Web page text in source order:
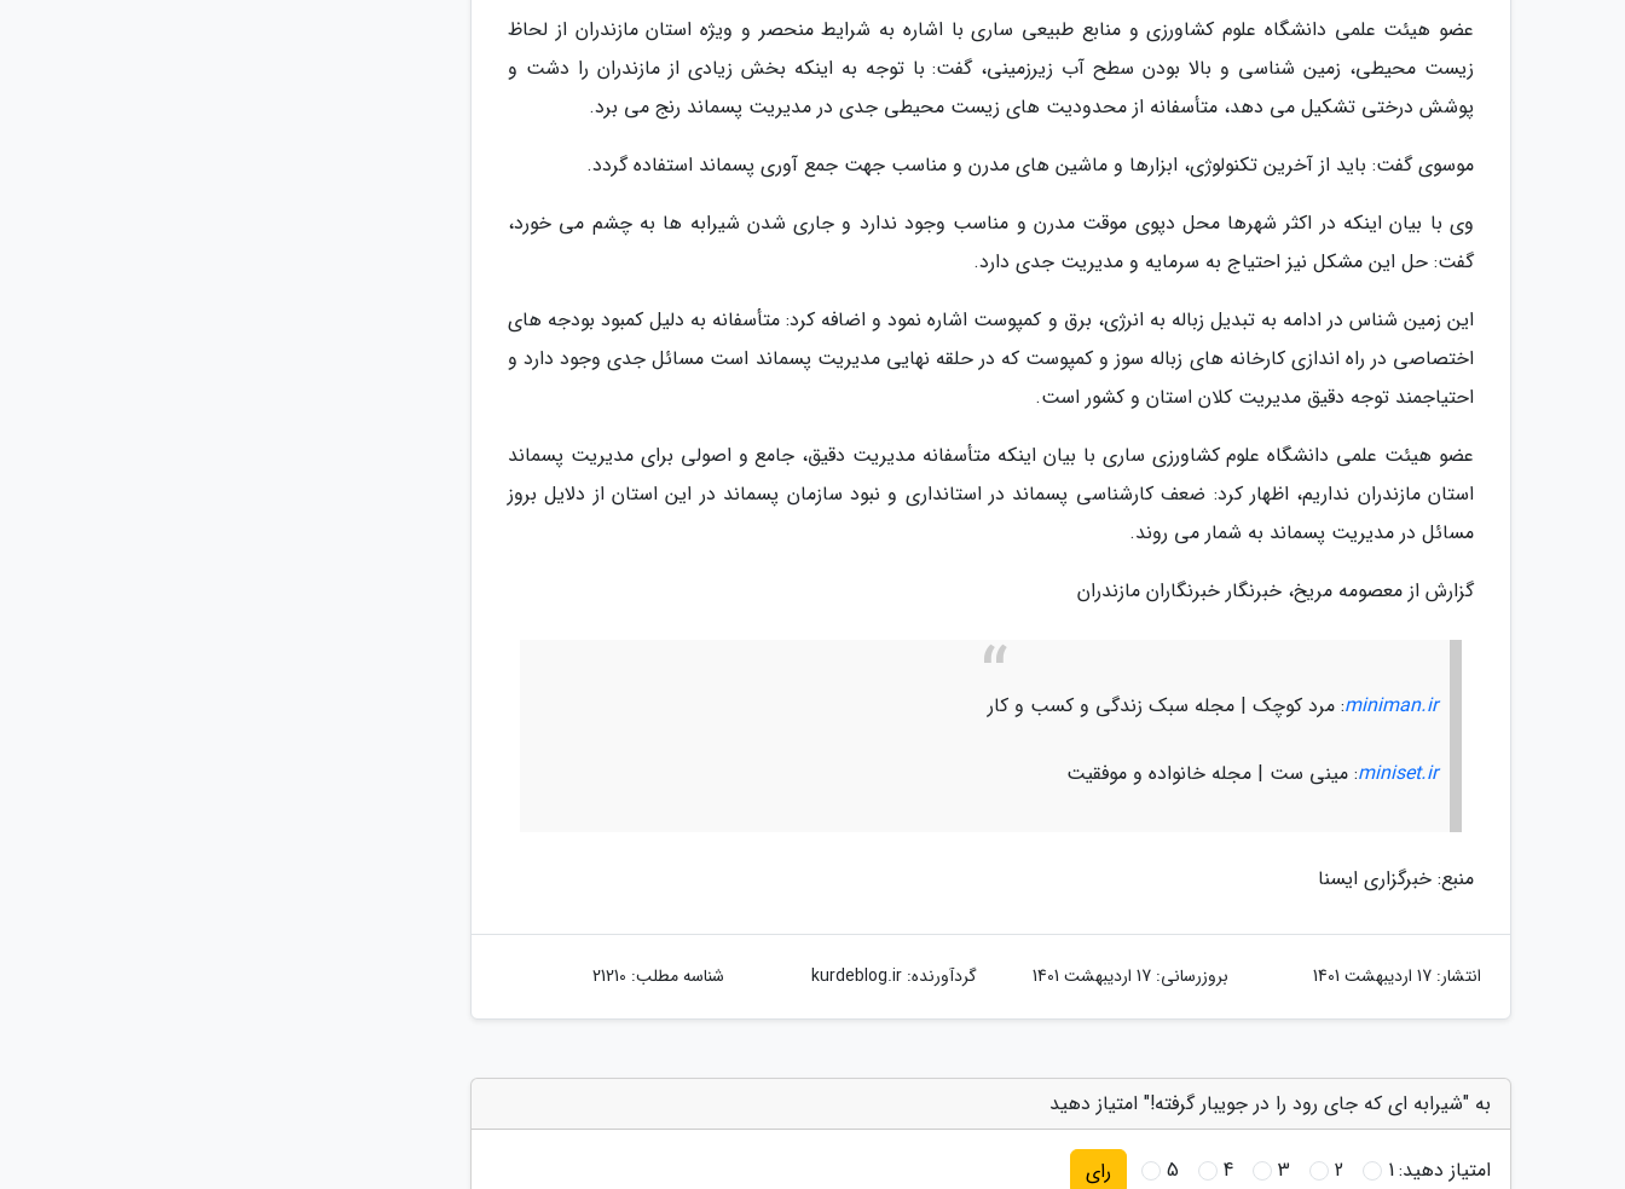
عضو هیئت علمی دانشگاه علوم کشاورزی و منابع طبیعی ساری با اشاره به شرایط منحصر و ویژه استان مازندران از لحاظ
زیست محیطی، زمین شناسی و بالا بودن سطح آب زیرزمینی، گفت: با توجه به اینکه بخش زیادی از مازندران را دشت و
پوشش درختی تشکیل می دهد، متأسفانه از محدودیت های زیست محیطی جدی در مدیریت پسماند رنج می برد.
موسوی گفت: باید از آخرین تکنولوژی، ابزارها و ماشین های مدرن و مناسب جهت جمع آوری پسماند استفاده گردد.
وی با بیان اینکه در اکثر شهرها محل دپوی موقت مدرن و مناسب وجود ندارد و جاری شدن شیرابه ها به چشم می خورد،
گفت: حل این مشکل نیز احتیاج به سرمایه و مدیریت جدی دارد.
این زمین شناس در ادامه به تبدیل زباله به انرژی، برق و کمپوست اشاره نمود و اضافه کرد: متأسفانه به دلیل کمبود بودجه های
اختصاصی در راه اندازی کارخانه های زباله سوز و کمپوست که در حلقه نهایی مدیریت پسماند است مسائل جدی وجود دارد و
احتیاجمند توجه دقیق مدیریت کلان استان و کشور است.
عضو هیئت علمی دانشگاه علوم کشاورزی ساری با بیان اینکه متأسفانه مدیریت دقیق، جامع و اصولی برای مدیریت پسماند
استان مازندران نداریم، اظهار کرد: ضعف کارشناسی پسماند در استانداری و نبود سازمان پسماند در این استان از دلایل بروز
مسائل در مدیریت پسماند به شمار می روند.
گزارش از معصومه مریخ، خبرنگار خبرنگاران مازندران
miniman.ir: مرد کوچک | مجله سبک زندگی و کسب و کار
miniset.ir: مینی ست | مجله خانواده و موفقیت
منبع: خبرگزاری ایسنا
انتشار: 17 اردیبهشت 1401 بروزرسانی: 17 اردیبهشت 1401 گردآورنده:kurdeblog.ir شناسه مطلب: 21210
به "شیرابه ای که جای رود را در جویبار گرفته!" امتیاز دهید
امتیاز دهید:1
2
3
4
5 رای